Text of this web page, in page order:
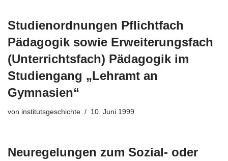
Studienordnungen Pflichtfach
Pädagogik sowie Erweiterungsfach
(Unterrichtsfach) Pädagogik im
Studiengang „Lehramt an
Gymnasien“
von institutsgeschichte 10. Juni 1999
Neuregelungen zum Sozial- oder